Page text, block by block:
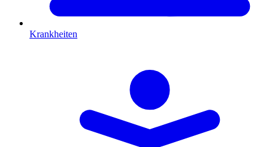
Krankheiten